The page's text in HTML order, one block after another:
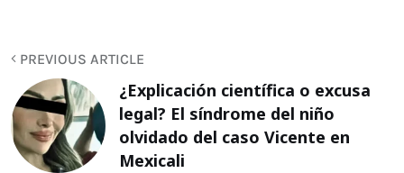
PREVIOUS ARTICLE
¿Explicación científica o excusa
legal? El síndrome del niño
olvidado del caso Vicente en
Mexicali